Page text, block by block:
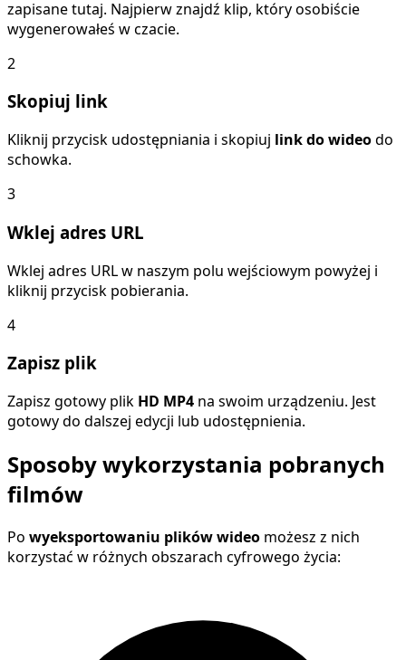
zapisane tutaj. Najpierw znajdź klip, który osobiście
wygenerowałeś w czacie.
2
Skopiuj link
Kliknij przycisk udostępniania i skopiuj link do wideodo
schowka.
3
Wklej adres URL
Wklej adres URL w naszym polu wejściowym powyżej i
kliknij przycisk pobierania.
4
Zapisz plik
Zapisz gotowy plik HD MP4 na swoim urządzeniu. Jest
gotowy do dalszej edycji lub udostępnienia.
Sposoby wykorzystania pobranych
filmów
Po wyeksportowaniu plików wideo możesz z nich
korzystać w różnych obszarach cyfrowego życia: